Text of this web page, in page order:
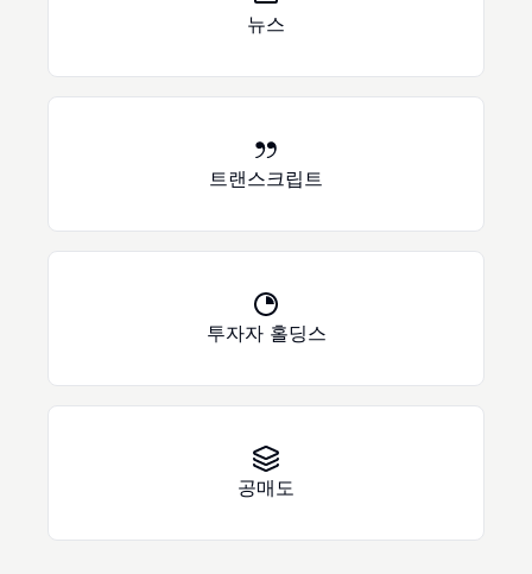
뉴스
트랜스크립트
투자자 홀딩스
공매도